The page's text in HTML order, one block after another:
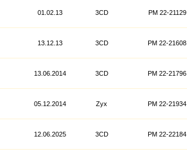
01.02.13 3CD PM 22-21129
13.12.13 3CD PM 22-21608
13.06.2014 3CD PM 22-21796
05.12.2014 Zyx PM 22-21934
12.06.2025 3CD PM 22-22184